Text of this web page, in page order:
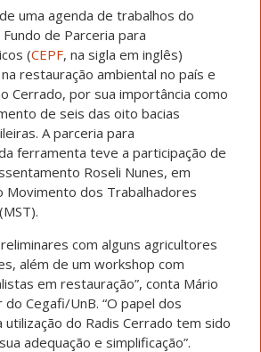
uma agenda de trabalhos do
de Parceria para
(CEPF, na sigla em inglês)
restauração ambiental no país e
Cerrado, por sua importância como
de seis das oito bacias
A parceria para
ferramenta teve a participação de
Roseli Nunes, em
Movimento dos Trabalhadores
com alguns agricultores
além de um workshop com
em restauração”, conta Mário
Cegafi/UnB. “O papel dos
do Radis Cerrado tem sido
adequação e simplificação”.